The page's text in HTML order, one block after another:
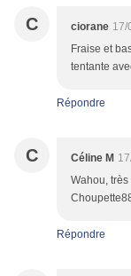
C ciorane 17/
Fraise et
tentante
Répondre
C Céline M
Wahou,
Répondre